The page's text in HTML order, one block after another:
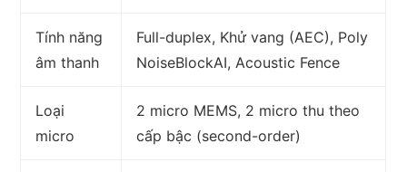
Tính năng
âm thanh
Full-duplex, Khử vang (AEC), Poly
NoiseBlockAI, Acoustic Fence
Loại
micro
2 micro MEMS, 2 micro thu theo
cấp bậc (second-order)